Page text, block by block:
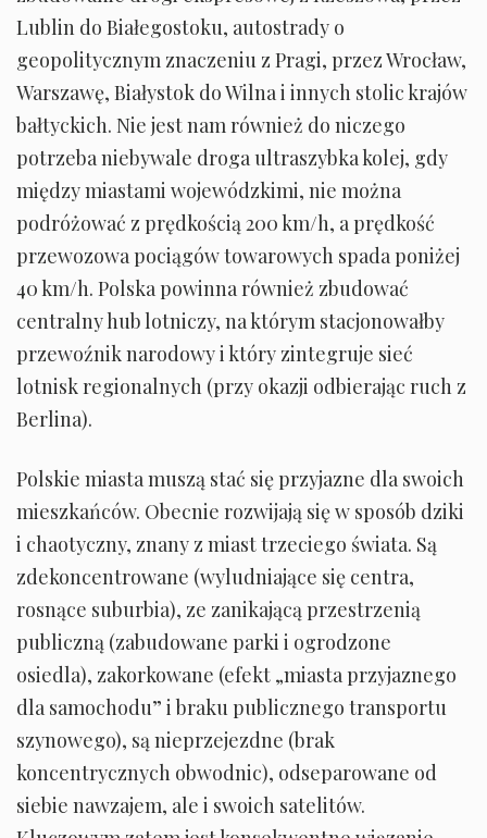
Lublin do Białegostoku, autostrady o
geopolitycznym znaczeniu z Pragi, przez Wrocław,
Warszawę, Białystok do Wilna i innych stolic krajów
bałtyckich. Nie jest nam również do niczego
potrzeba niebywale droga ultraszybka kolej, gdy
między miastami wojewódzkimi, nie można
podróżować z prędkością 200 km/h, a prędkość
przewozowa pociągów towarowych spada poniżej
40 km/h. Polska powinna również zbudować
centralny hub lotniczy, na którym stacjonowałby
przewoźnik narodowy i który zintegruje sieć
lotnisk regionalnych (przy okazji odbierając ruch z
Berlina).
Polskie miasta muszą stać się przyjazne dla swoich
mieszkańców. Obecnie rozwijają się w sposób dziki
i chaotyczny, znany z miast trzeciego świata. Są
zdekoncentrowane (wyludniające się centra,
rosnące suburbia), ze zanikającą przestrzenią
publiczną (zabudowane parki i ogrodzone
osiedla), zakorkowane (efekt „miasta przyjaznego
dla samochodu” i braku publicznego transportu
szynowego), są nieprzejezdne (brak
koncentrycznych obwodnic), odseparowane od
siebie nawzajem, ale i swoich satelitów.